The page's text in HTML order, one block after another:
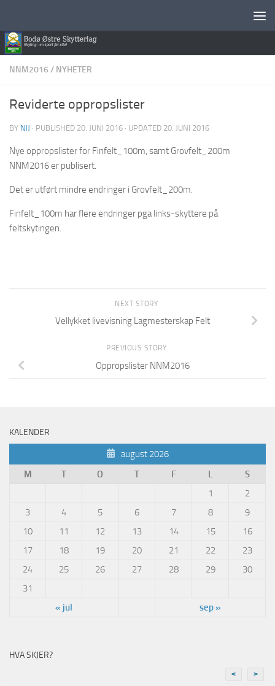
NNM2016 / NYHETER
Reviderte oppropslister
BY NIJ · PUBLISHED 20. JUNI 2016 · UPDATED 20. JUNI 2016
Nye oppropslister for Finfelt_100m, samt Grovfelt_200m
NNM2016 er publisert.
Det er utført mindre endringer i Grovfelt_200m.
Finfelt_100m har flere endringer pga links-skyttere på
feltskytingen.
NEXT STORY
Vellykket livevisning Lagmesterskap Felt
PREVIOUS STORY
Oppropslister NNM2016
KALENDER
august 2026
M
T O T F L
S
1
2
3
4 5 6 7 8
9
10
11 12 13 14 15
16
17
18 19 20 21 22
23
24
25 26 27 28 29
30
31
« jul
sep »
HVA SKJER?
< >